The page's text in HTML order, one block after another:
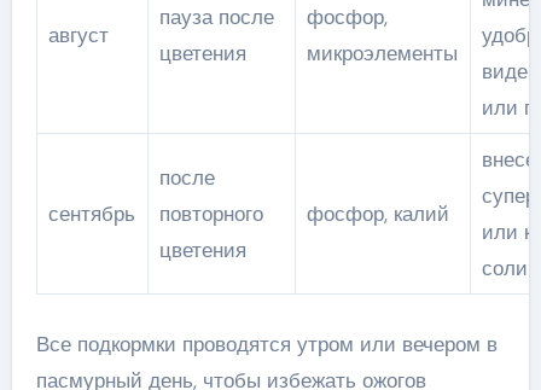
август
пауза после
цветения
фосфор,
микроэлементы
виде
или
сентябрь
после
повторного
цветения
фосфор, калий
или
соли
Все подкормки проводятся утром или вечером в
пасмурный день, чтобы избежать ожогов